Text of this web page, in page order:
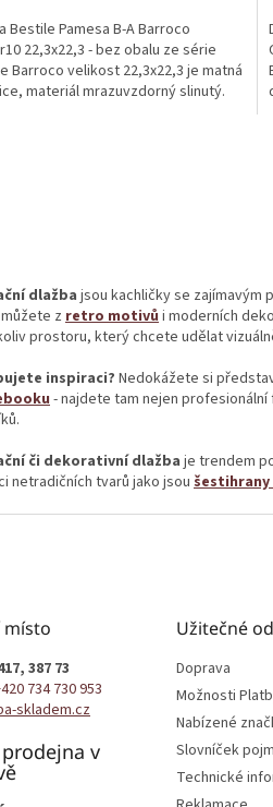
Bestile Pamesa B-A Barroco
22,3x22,3 - bez obalu ze série
Barroco velikost 22,3x22,3 je matná
materiál mrazuvzdorný slinutý.
dlažbajsou kachličky se zajímavým
z retro motivů i moderních
prostoru, který chcete udělat
inspiraci? Nedokážete si
- najdete tam nejen
či dekorativní dlažba je trendem
netradičních tvarů jako jsou šestihrany
místo
387 73
734 730 953
skladem.cz
v
Užitečné
Doprava
Možnosti
Nabízené
Slovníček
Technické